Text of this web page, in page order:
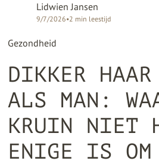
Lidwien Jansen
9/7/2026•2 min leestijd
Gezondheid
DIKKER
ALS MAN:
KRUIN NIET
ENIGE IS OM